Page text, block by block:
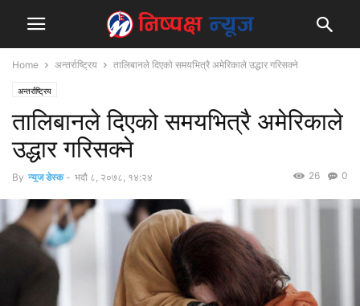
Home अन्तर्राष्ट्रिय तालिबानले दिएको समयभित्रै अमेरिकाले उद्धार गरिसक्ने
अन्तर्राष्ट्रिय
तालिबानले दिएको समयभित्रै अमेरिकाले
उद्धार गरिसक्ने
By न्युज डेस्क - भदौ ८, २०७८, १४:२४ 0
26